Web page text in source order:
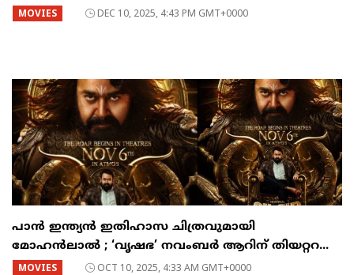
MOVIES DEC 10, 2025, 4:43 PM GMT+0000
പാൻ ഇന്ത്യൻ ഇതിഹാസ ചിത്രവുമായി
മോഹൻലാൽ ; ‘വൃഷഭ’ നവംബർ ആറിന് തിയറ്ററ...
MOVIES OCT 10, 2025, 4:33 AM GMT+0000